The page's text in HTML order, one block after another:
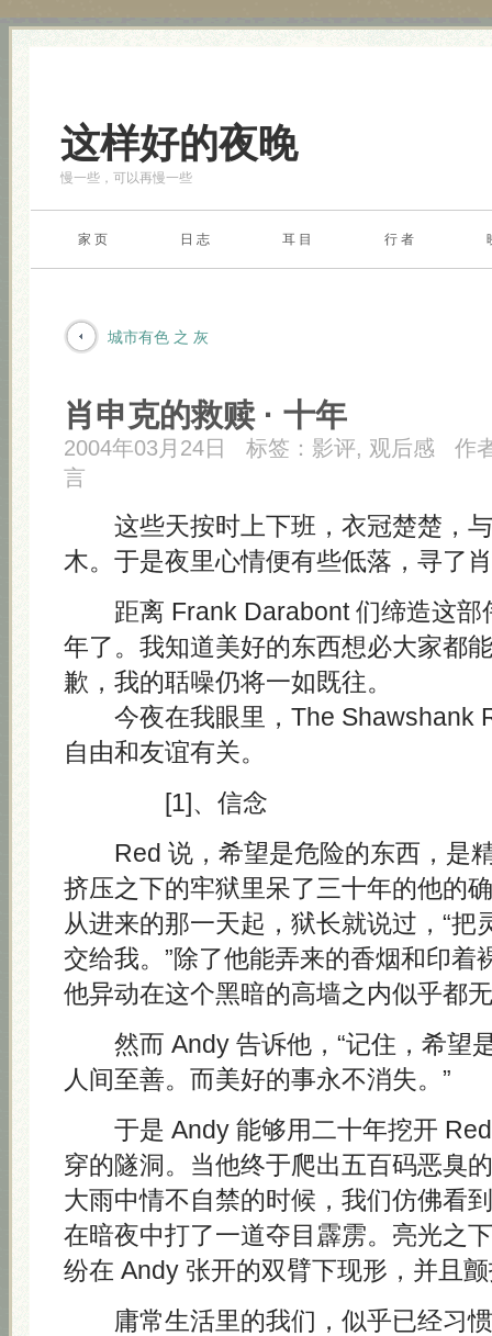
这样好的夜晚
慢一些，可以再慢一些
家 页 日 志 耳 目 行 者
城市有色 之 灰
肖申克的救赎 · 十年
2004年03月24日 标签： 影评, 观后感
作
言
这些天按时上下班，衣冠楚楚，与
木。于是夜里心情便有些低落，寻了
距离 Frank Darabont 们缔造这部
年了。我知道美好的东西想必大家都
歉，我的聒噪仍将一如既往。
今夜在我眼里，The Shawshank
自由和友谊有关。
[1]、信念
Red 说，希望是危险的东西，是
挤压之下的牢狱里呆了三十年的他的
从进来的那一天起，狱长就说过，“把
交给我。”除了他能弄来的香烟和印着
他异动在这个黑暗的高墙之内似乎都
然而 Andy 告诉他，“记住，希望
人间至善。而美好的事永不消失。”
于是 Andy 能够用二十年挖开 Red
穿的隧洞。当他终于爬出五百码恶臭
大雨中情不自禁的时候，我们仿佛看
在暗夜中打了一道夺目霹雳。亮光之
纷在 Andy 张开的双臂下现形，并且
庸常生活里的我们，似乎已经习惯